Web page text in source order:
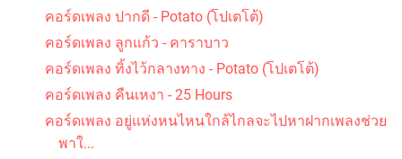
คอร์ดเพลง ปากดี - Potato (โปเตโต้)
คอร์ดเพลง ลูกแก้ว - คาราบาว
คอร์ดเพลง ทิ้งไว้กลางทาง - Potato (โปเตโต้)
คอร์ดเพลง คืนเหงา - 25 Hours
คอร์ดเพลง อยู่แห่งหนไหนใกล้ไกลจะไปหาฝากเพลงช่วย
พาใ...